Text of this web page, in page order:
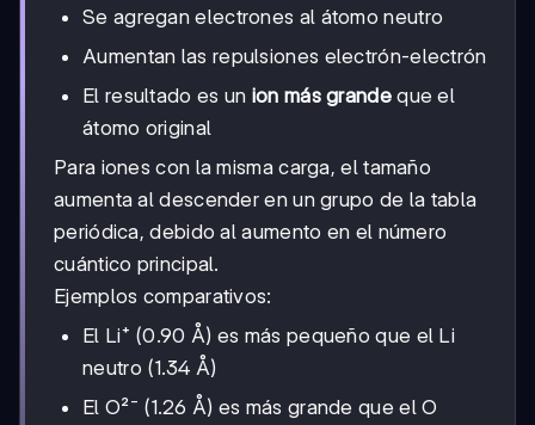
Se agregan electrones al átomo neutro
Aumentan las repulsiones electrón-electrón
El resultado es un ion más grandeque el
átomo original
Para iones con la misma carga, el tamaño
aumenta al descender en un grupo de la tabla
periódica, debido al aumento en el número
cuántico principal.
Ejemplos comparativos:
El Li⁺ (0.90 Å) es más pequeño que el Li
neutro (1.34 Å)
El O²⁻ (1.26 Å) es más grande que el O